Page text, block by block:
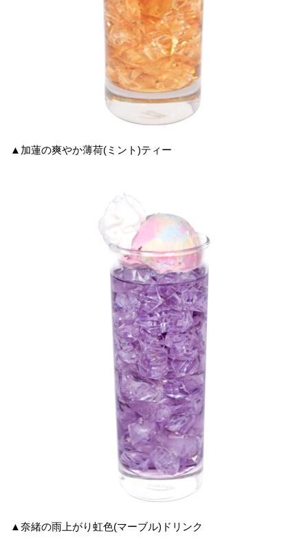
▲加蓮の爽やか薄荷(ミント)ティー
▲奈緒の雨上がり虹色(マーブル)ドリンク